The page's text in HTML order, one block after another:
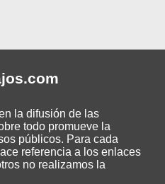
.com
la difusión de las
todo promueve la
públicos. Para cada
referencia a los enlaces
no realizamos la